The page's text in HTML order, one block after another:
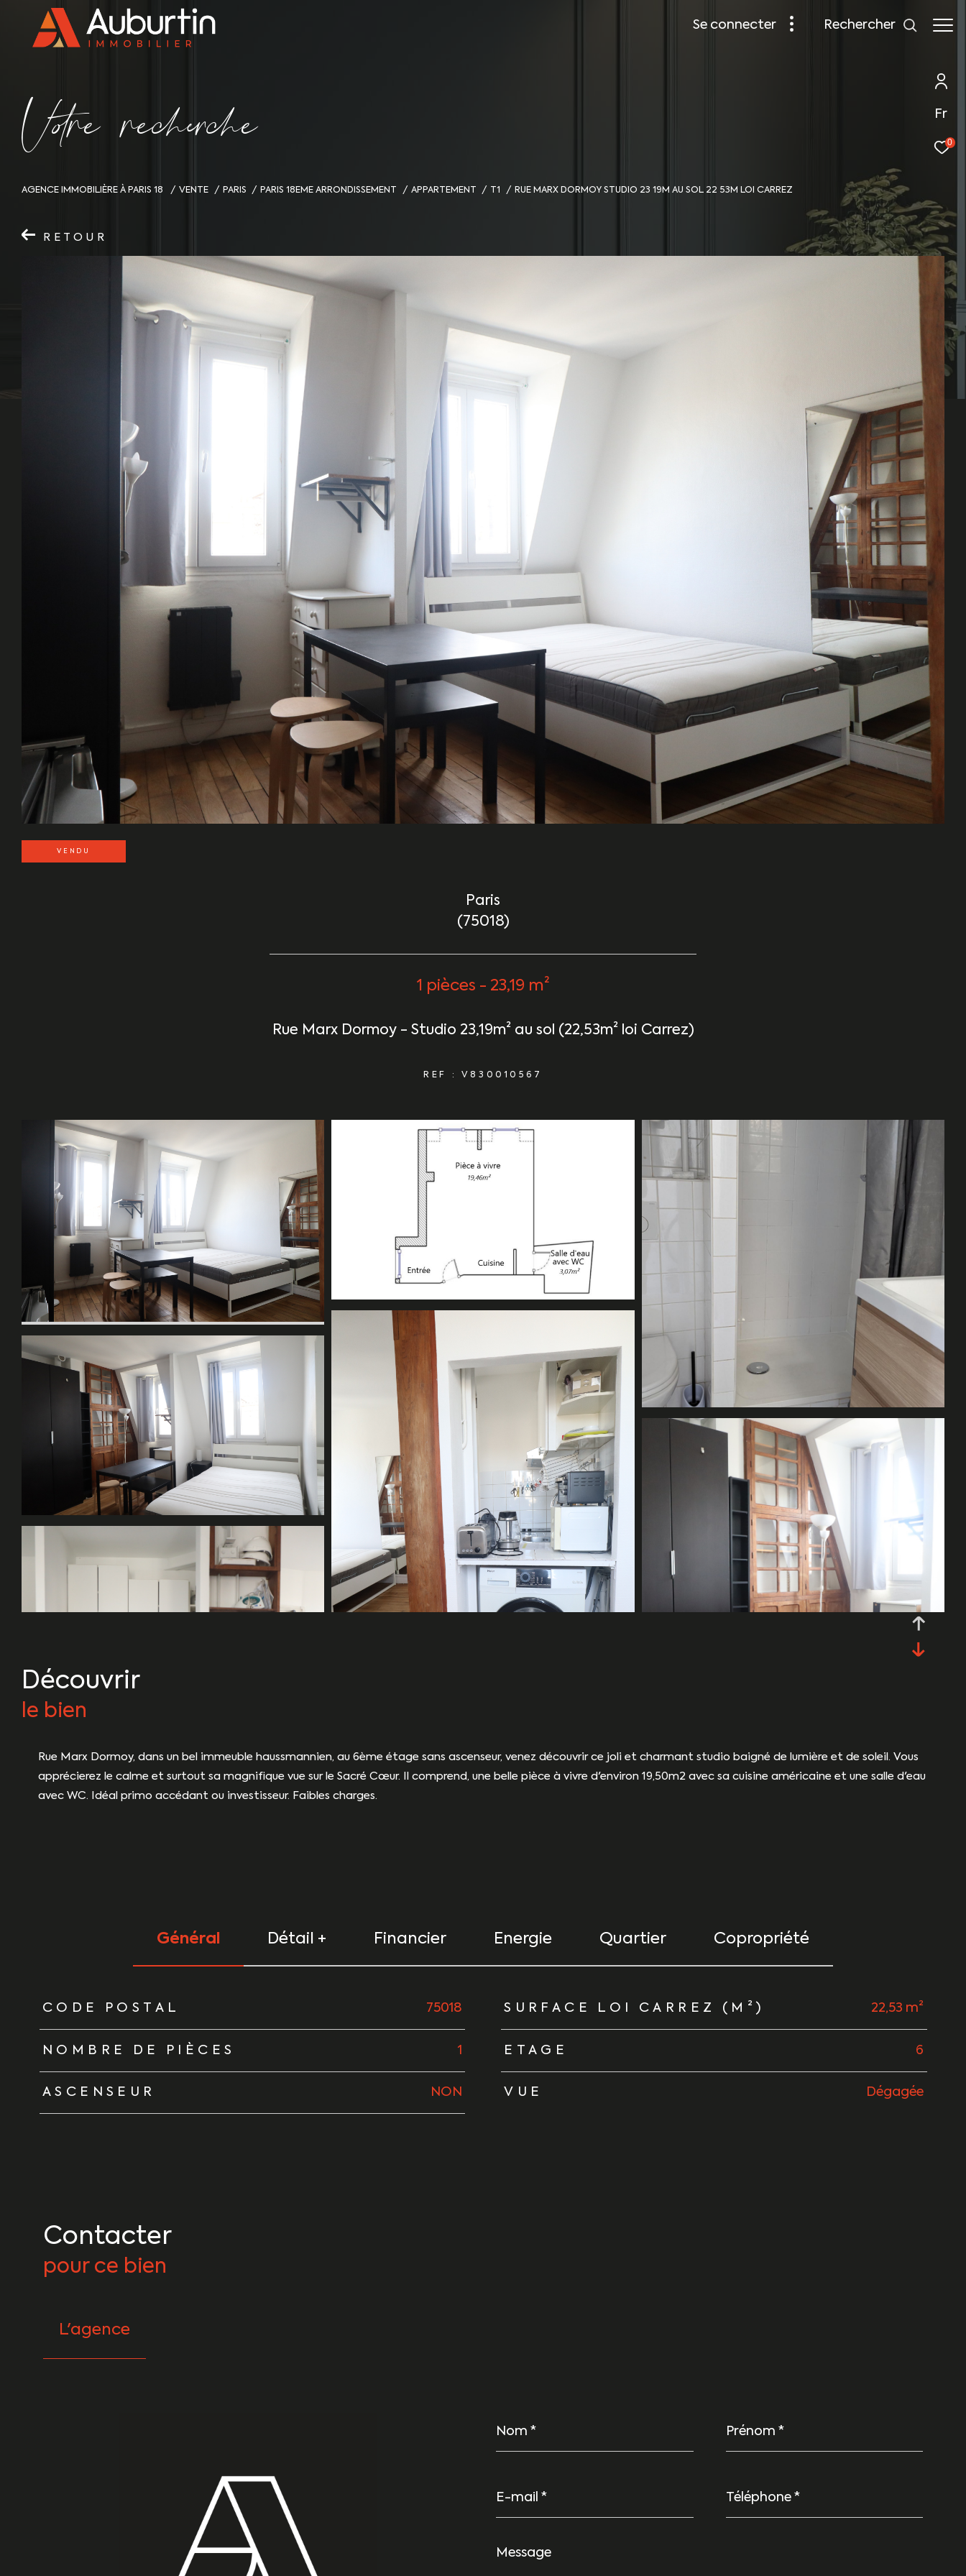
Fr
0
se connecter rechercher
Vore recece
AGENCE IMMOBILIÈRE À PARIS 18 VENTE PARIS PARIS 18EME ARRONDISSEMENT APPARTEMENT T1 RUE MARX DORMOY STUDIO 23 19M AU SOL 22 53M LOI CARREZ
RETOUR
VENDU
Paris
(75018)
1 pièces - 23,19 m²
Rue Marx Dormoy - Studio 23,19m² au sol (22,53m² loi Carrez)
REF : V830010567
découvrir
le bien
Rue Marx Dormoy, dans un bel immeuble haussmannien, au 6ème étage sans ascenseur, venez découvrir ce joli et charmant studio baigné de lumière et de soleil. Vous
apprécierez le calme et surtout sa magnifique vue sur le Sacré Cœur. Il comprend, une belle pièce à vivre d'environ 19,50m2 avec sa cuisine américaine et une salle d'eau
avec WC. Idéal primo accédant ou investisseur. Faibles charges.
Général Détail + Financier Energie Quartier Copropriété
TRAD_ZEPHYR_Caracteristique
CODE POSTAL 75018 SURFACE LOI CARREZ (M²) 22,53 m²
NOMBRE DE PIÈCES 1 ETAGE 6
ASCENSEUR NON VUE Dégagée
Contacter
pour ce bien
L'agence
*
*
mail
*
Message
*